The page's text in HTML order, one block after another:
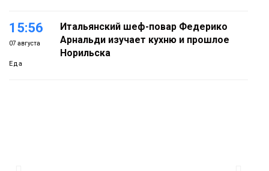
15:56
07 августа
Еда
Итальянский шеф-повар Федерико
Арнальди изучает кухню и прошлое
Норильска